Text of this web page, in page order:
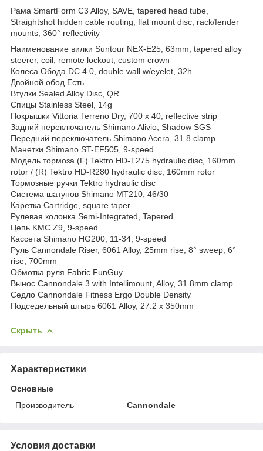
Рама SmartForm C3 Alloy, SAVE, tapered head tube,
Straightshot hidden cable routing, flat mount disc, rack/fender
mounts, 360° reflectivity
Наименование вилки Suntour NEX-E25, 63mm, tapered alloy
steerer, coil, remote lockout, custom crown
Колеса Обода DC 4.0, double wall w/eyelet, 32h
Двойной обод Есть
Втулки Sealed Alloy Disc, QR
Спицы Stainless Steel, 14g
Покрышки Vittoria Terreno Dry, 700 x 40, reflective strip
Задний переключатель Shimano Alivio, Shadow SGS
Передний переключатель Shimano Acera, 31.8 clamp
Манетки Shimano ST-EF505, 9-speed
Модель тормоза (F) Tektro HD-T275 hydraulic disc, 160mm
rotor / (R) Tektro HD-R280 hydraulic disc, 160mm rotor
Тормозные ручки Tektro hydraulic disc
Система шатунов Shimano MT210, 46/30
Каретка Cartridge, square taper
Рулевая колонка Semi-Integrated, Tapered
Цепь KMC Z9, 9-speed
Кассета Shimano HG200, 11-34, 9-speed
Руль Cannondale Riser, 6061 Alloy, 25mm rise, 8° sweep, 6°
rise, 700mm
Обмотка руля Fabric FunGuy
Вынос Cannondale 3 with Intellimount, Alloy, 31.8mm clamp
Седло Cannondale Fitness Ergo Double Density
Подседельный штырь 6061 Alloy, 27.2 x 350mm
Скрыть
Характеристики
Основные
Производитель
Cannondale
Условия доставки